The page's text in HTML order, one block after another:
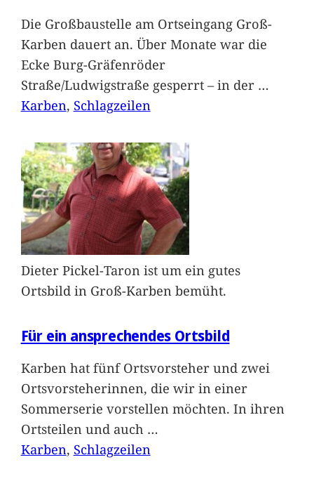
Die Großbaustelle am Ortseingang Groß-
Karben dauert an. Über Monate war die
Ecke Burg-Gräfenröder
Straße/Ludwigstraße gesperrt – in der …
Karben, Schlagzeilen
Dieter Pickel-Taron ist um ein gutes
Ortsbild in Groß-Karben bemüht.
Für ein ansprechendes Ortsbild
Karben hat fünf Ortsvorsteher und zwei
Ortsvorsteherinnen, die wir in einer
Sommerserie vorstellen möchten. In ihren
Ortsteilen und auch …
Karben, Schlagzeilen